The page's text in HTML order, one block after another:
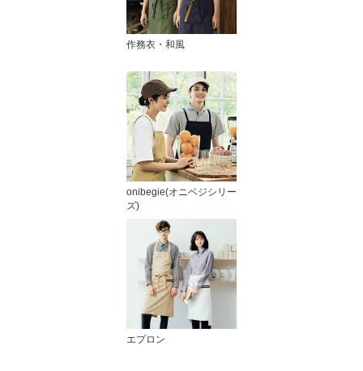
作務衣・和風
onibegie(オニベジシリー
ズ)
エプロン